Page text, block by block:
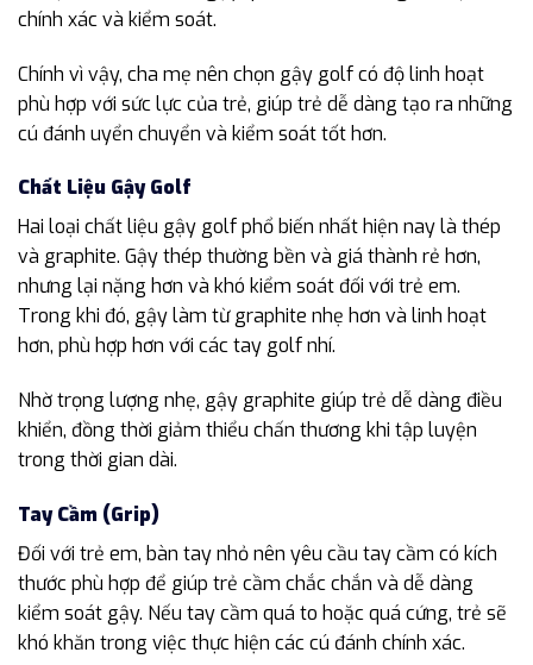
chính xác và kiểm soát.
Chính vì vậy, cha mẹ nên chọn gậy golf có độ linh hoạt
phù hợp với sức lực của trẻ, giúp trẻ dễ dàng tạo ra những
cú đánh uyển chuyển và kiểm soát tốt hơn.
Chất Liệu Gậy Golf
Hai loại chất liệu gậy golf phổ biến nhất hiện nay là thép
và graphite. Gậy thép thường bền và giá thành rẻ hơn,
nhưng lại nặng hơn và khó kiểm soát đối với trẻ em.
Trong khi đó, gậy làm từ graphite nhẹ hơn và linh hoạt
hơn, phù hợp hơn với các tay golf nhí.
Nhờ trọng lượng nhẹ, gậy graphite giúp trẻ dễ dàng điều
khiển, đồng thời giảm thiểu chấn thương khi tập luyện
trong thời gian dài.
Tay Cầm (Grip)
Đối với trẻ em, bàn tay nhỏ nên yêu cầu tay cầm có kích
thước phù hợp để giúp trẻ cầm chắc chắn và dễ dàng
kiểm soát gậy. Nếu tay cầm quá to hoặc quá cứng, trẻ sẽ
khó khăn trong việc thực hiện các cú đánh chính xác.